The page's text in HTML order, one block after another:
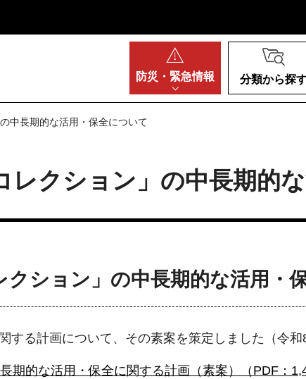
防災・ 緊急情報 分類から探
中長期的な活用・保全について
レクション」の中長期的
クション」の中長期的な活用・
する計画について、その素案を策定しました（令和
期的な活用・保全に関する計画（素案）（PDF：